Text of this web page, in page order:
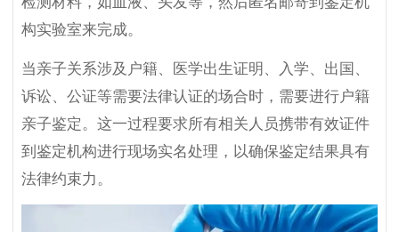
构实验室来完成。
当亲子关系涉及户籍、医学出生证明、入学、出国、
诉讼、公证等需要法律认证的场合时，需要进行户籍
亲子鉴定。这一过程要求所有相关人员携带有效证件
到鉴定机构进行现场实名处理，以确保鉴定结果具有
法律约束力。